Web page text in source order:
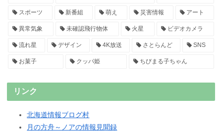
スポーツ 新番組 萌え 災害情報 アート
異常気象 未確認飛行物体 火星 ビデオカメラ
流れ星 デザイン 4K放送 さとらんど SNS
お菓子 クッパ姫 ちびまる子ちゃん
リンク
北海道情報ブログ村
月の方舟～ノアの情報見聞録